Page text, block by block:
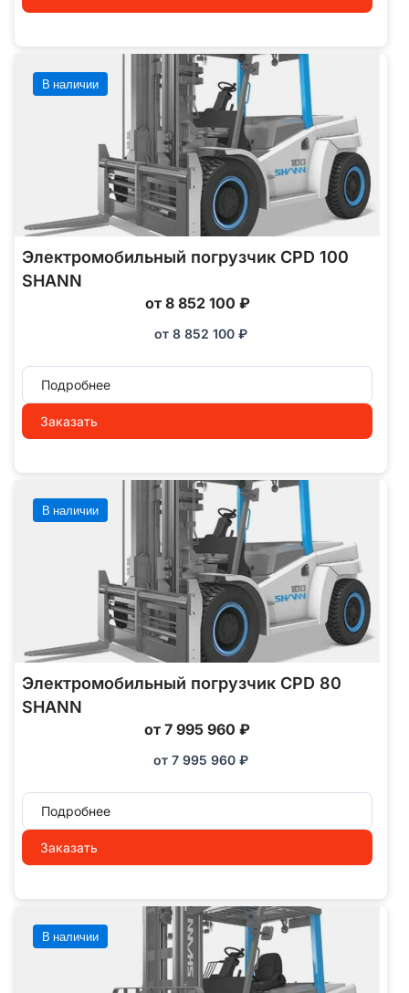
В наличии
Электромобильный погрузчик CPD 100
SHANN
от 8 852 100 ₽
от 8 852 100 ₽
Подробнее
Заказать
В наличии
Электромобильный погрузчик CPD 80
SHANN
от 7 995 960 ₽
от 7 995 960 ₽
Подробнее
Заказать
В наличии